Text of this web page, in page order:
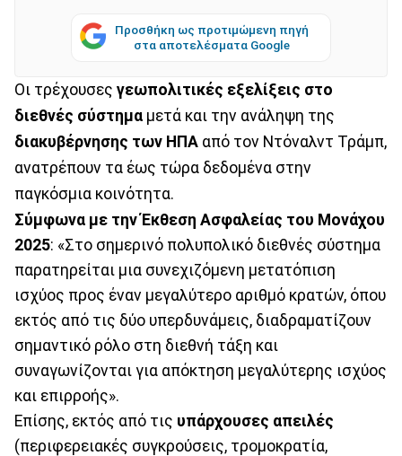
Προσθήκη ως προτιμώμενη πηγή
στα αποτελέσματα Google
Οι τρέχουσες γεωπολιτικές εξελίξεις στο
διεθνές σύστημα μετά και την ανάληψη της
διακυβέρνησης των ΗΠΑ από τον Ντόναλντ Τράμπ,
ανατρέπουν τα έως τώρα δεδομένα στην
παγκόσμια κοινότητα.
Σύμφωνα με την Έκθεση Ασφαλείας του Μονάχου
2025: «Στο σημερινό πολυπολικό διεθνές σύστημα
παρατηρείται μια συνεχιζόμενη μετατόπιση
ισχύος προς έναν μεγαλύτερο αριθμό κρατών, όπου
εκτός από τις δύο υπερδυνάμεις, διαδραματίζουν
σημαντικό ρόλο στη διεθνή τάξη και
συναγωνίζονται για απόκτηση μεγαλύτερης ισχύος
και επιρροής».
Επίσης, εκτός από τις υπάρχουσες απειλές
(περιφερειακές συγκρούσεις, τρομοκρατία,